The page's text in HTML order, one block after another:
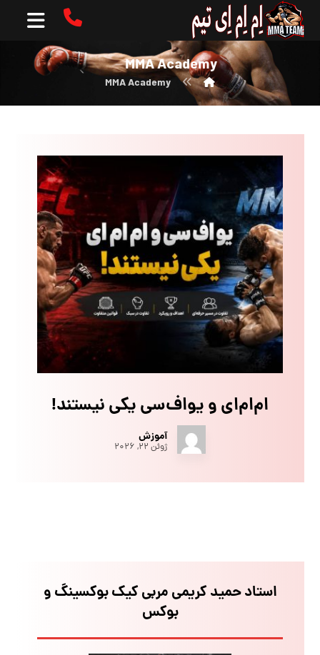
MMA Academy
MMA Academy
ام‌ام‌ای و یو‌اف‌سی یکی نیستند!
آموزش
ژوئن ۲۲, ۲۰۲۶
استاد حمید کریمی مربی کیک بوکسینگ و
بوکس